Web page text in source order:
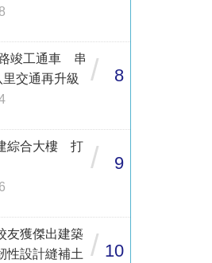
竣工通車 串
交通再升級
/ 8
綜合大樓 打 / 9
友獲傑出建築
設計縫補土
/ 10